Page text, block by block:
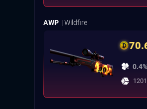
AWP | Wildfire
0.4%